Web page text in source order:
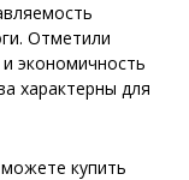
Отметили
экономичность
характерны для
купить